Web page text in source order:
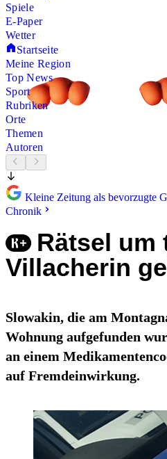
Spiele
E-Paper
Wetter
Startseite
Meine Region
Top News
Sport
Rubriken
Orte
Themen
Autoren
Kleine Zeitung als bevorzugte
Chronik
Rätsel um
Villacherin
Slowakin, die am
Wohnung aufgefunden
an einem
auf Fremdeinwirkung.